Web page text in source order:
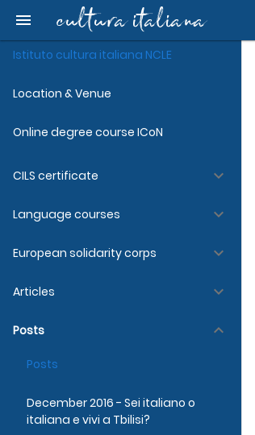
menu cultura italiana
Istituto cultura italiana NCLE
Location & Venue
Online degree course ICoN
CILS certificate keyboard_arrow_down
Language courses keyboard_arrow_down
European solidarity corps keyboard_arrow_down
Articles keyboard_arrow_down
Posts keyboard_arrow_down
Posts
December 2016 - Sei italiano o
italiana e vivi a Tbilisi?